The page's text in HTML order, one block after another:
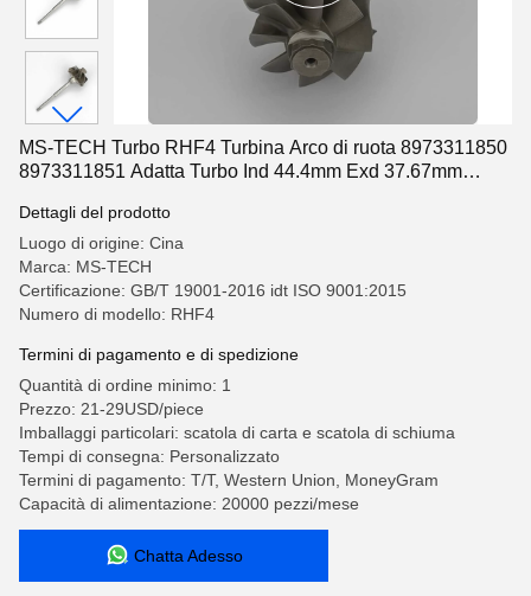
MS-TECH Turbo RHF4 Turbina Arco di ruota 8973311850
8973311851 Adatta Turbo Ind 44.4mm Exd 37.67mm
Dettagli del prodotto
Luogo di origine: Cina
Marca: MS-TECH
Certificazione: GB/T 19001-2016 idt ISO 9001:2015
Numero di modello: RHF4
Termini di pagamento e di spedizione
Quantità di ordine minimo: 1
Prezzo: 21-29USD/piece
Imballaggi particolari: scatola di carta e scatola di schiuma
Tempi di consegna: Personalizzato
Termini di pagamento: T/T, Western Union, MoneyGram
Capacità di alimentazione: 20000 pezzi/mese
Chatta Adesso